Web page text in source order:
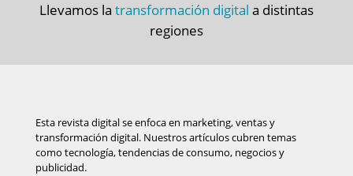
Llevamos la transformación digital a distintas
regiones
Esta revista digital se enfoca en marketing, ventas y
transformación digital. Nuestros artículos cubren temas
como tecnología, tendencias de consumo, negocios y
publicidad.